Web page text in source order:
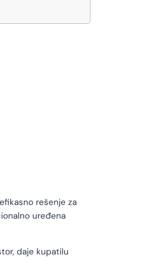
rešenje za
uređena
daje kupatilu